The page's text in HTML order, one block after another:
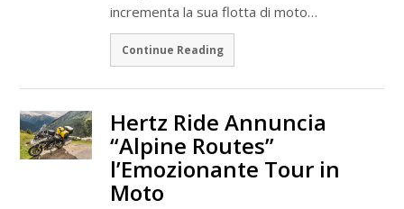
incrementa la sua flotta di moto…
Continue Reading
Hertz Ride Annuncia
“Alpine Routes”
l’Emozionante Tour in
Moto